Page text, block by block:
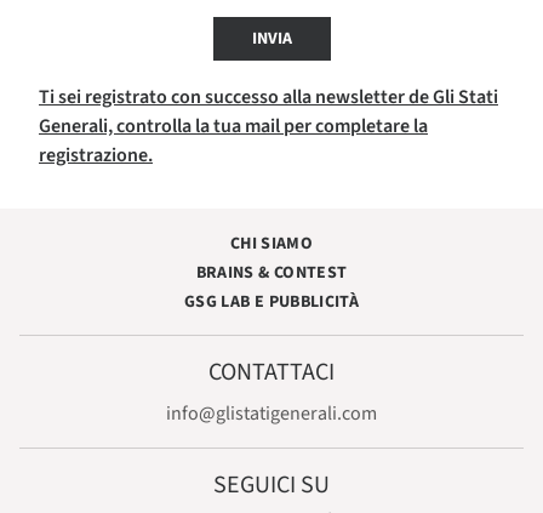
INVIA
Ti sei registrato con successo alla newsletter de Gli Stati
Generali, controlla la tua mail per completare la
registrazione.
CHI SIAMO
BRAINS & CONTEST
GSG LAB E PUBBLICITÀ
CONTATTACI
info@glistatigenerali.com
SEGUICI SU